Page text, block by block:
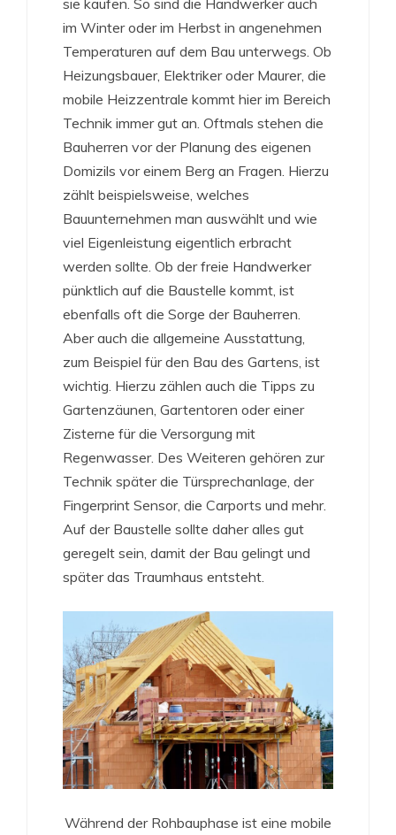
sie kaufen. So sind die Handwerker auch
im Winter oder im Herbst in angenehmen
Temperaturen auf dem Bau unterwegs. Ob
Heizungsbauer, Elektriker oder Maurer, die
mobile Heizzentrale kommt hier im Bereich
Technik immer gut an. Oftmals stehen die
Bauherren vor der Planung des eigenen
Domizils vor einem Berg an Fragen. Hierzu
zählt beispielsweise, welches
Bauunternehmen man auswählt und wie
viel Eigenleistung eigentlich erbracht
werden sollte. Ob der freie Handwerker
pünktlich auf die Baustelle kommt, ist
ebenfalls oft die Sorge der Bauherren.
Aber auch die allgemeine Ausstattung,
zum Beispiel für den Bau des Gartens, ist
wichtig. Hierzu zählen auch die Tipps zu
Gartenzäunen, Gartentoren oder einer
Zisterne für die Versorgung mit
Regenwasser. Des Weiteren gehören zur
Technik später die Türsprechanlage, der
Fingerprint Sensor, die Carports und mehr.
Auf der Baustelle sollte daher alles gut
geregelt sein, damit der Bau gelingt und
später das Traumhaus entsteht.
Während der Rohbauphase ist eine mobile